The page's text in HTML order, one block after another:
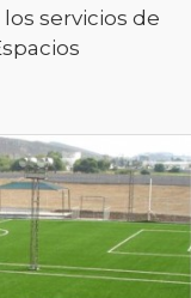
servicios de